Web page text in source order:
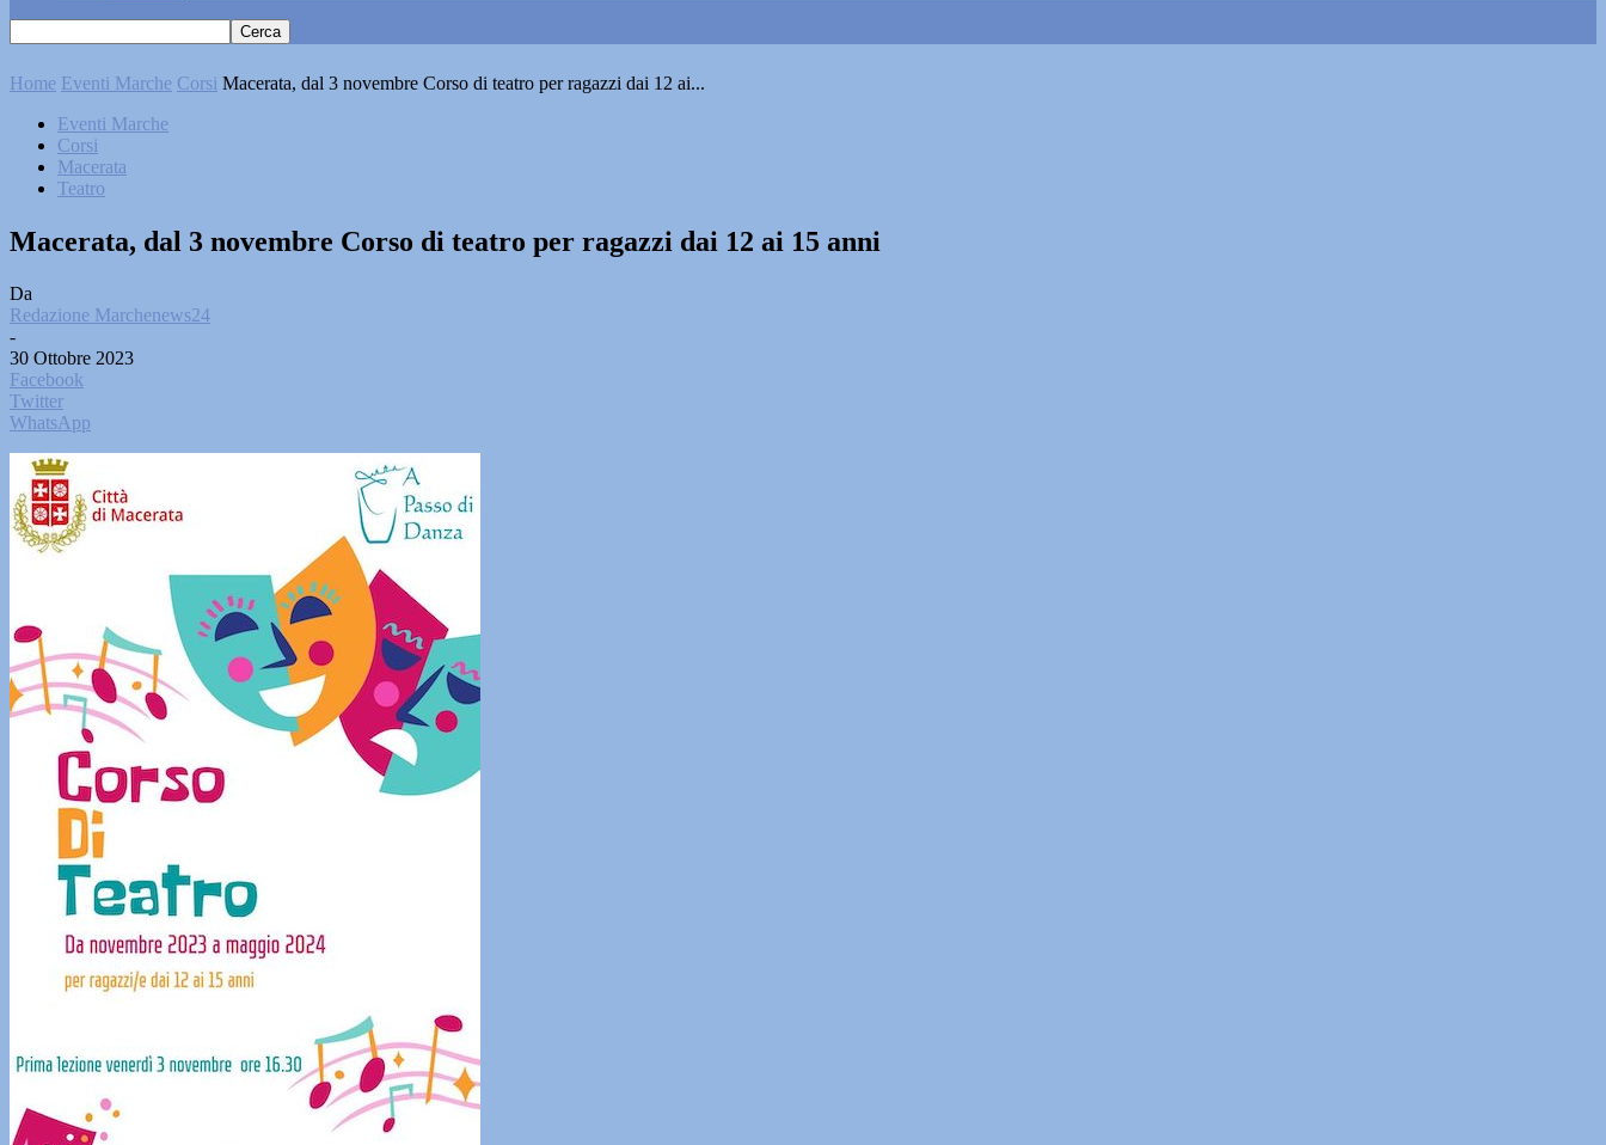
Home Eventi Marche Corsi Macerata, dal 3 novembre Corso di teatro per ragazzi dai 12 ai...
Eventi Marche
Corsi
Macerata
Teatro
Macerata, dal 3 novembre Corso di teatro per ragazzi dai 12 ai 15 anni
Da
Redazione Marchenews24
-
30 Ottobre 2023
Facebook
Twitter
WhatsApp